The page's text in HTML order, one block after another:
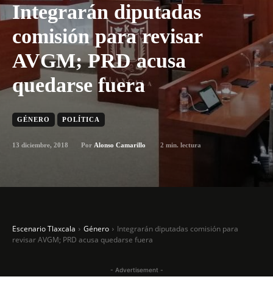
Integrarán diputadas
comisión para revisar
AVGM; PRD acusa
quedarse fuera
GÉNERO POLÍTICA
13 diciembre, 2018 Por Alonso Camarillo 2 min. lectura
Escenario Tlaxcala Género
Integrarán diputadas comisión para
revisar AVGM; PRD acusa quedarse fuera
- Advertisement -